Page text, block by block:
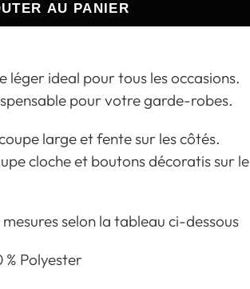
AU PANIER
léger ideal pour tous les occasions.
pour votre garde-robes.
large et fente sur les côtés.
cloche et boutons décoratis sur le
selon la tableau ci-dessous
Polyester